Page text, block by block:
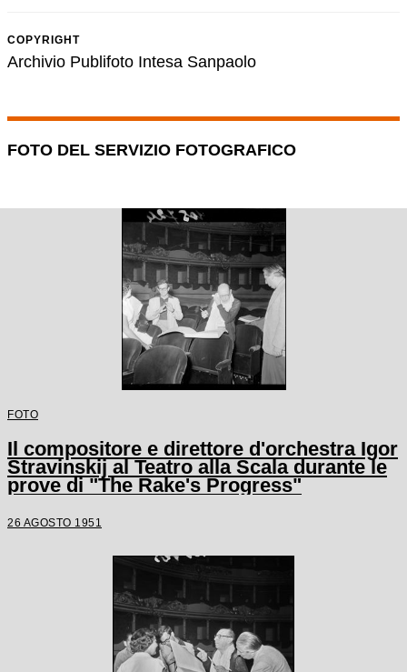
COPYRIGHT
Archivio Publifoto Intesa Sanpaolo
FOTO DEL SERVIZIO FOTOGRAFICO
FOTO
Il compositore e direttore d'orchestra Igor
Stravinskij al Teatro alla Scala durante le
prove di "The Rake's Progress"
26 AGOSTO 1951